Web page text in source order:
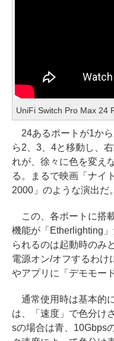
UniFi Switch Pro Max 24
24あるポートが1か
ら2、3、4と移動し、
れが、徐々に色を変え
る。まるで映画「ナイ
2000」のような演出だ。
この、各ポートに搭
機能が「Etherlighting
られるのは起動時のみ
電源オン/オフするわけ
やアプリに「デモモー
通常使用時は基本的
は、「速度」で色分け
sの場合は青、10Gbps